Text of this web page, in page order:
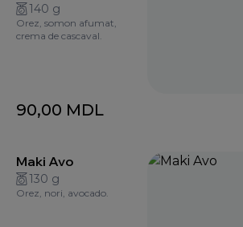
140 g
Orez, somon afumat,
crema de cascaval.
90,00 MDL
Maki Avo
130 g
Orez, nori, avocado.